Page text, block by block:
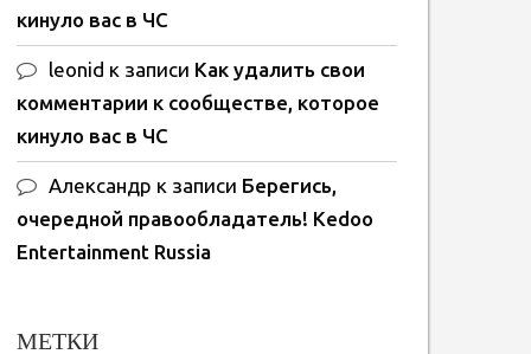
кинуло вас в ЧС
leonid к записи Как удалить свои
комментарии к сообществе, которое
кинуло вас в ЧС
Александр к записи Берегись,
очередной правообладатель! Kedoo
Entertainment Russia
МЕТКИ